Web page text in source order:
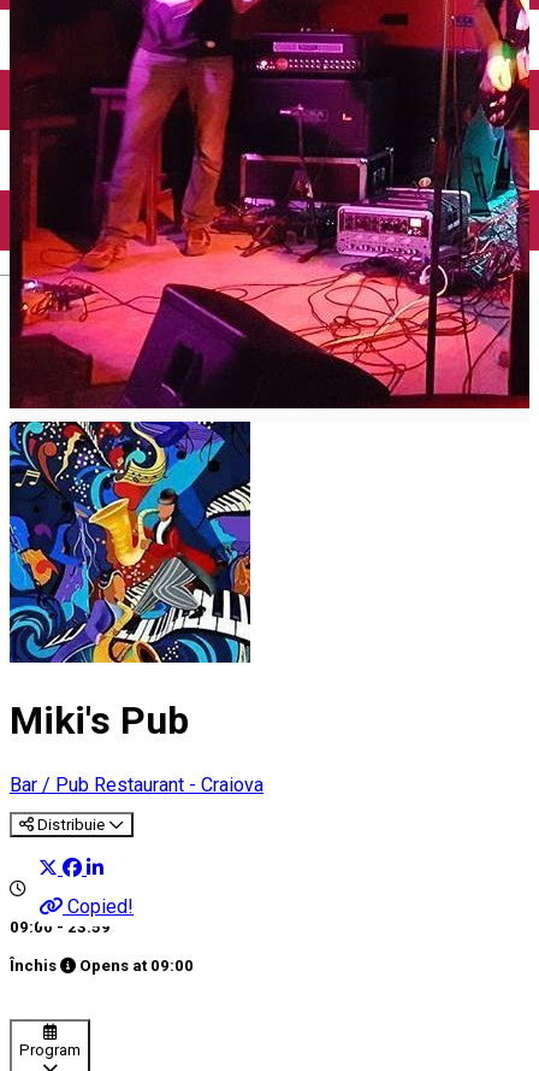
English
Închirieri auto
Închirieri biciclete
Taxi
Încărcare vehicule electrice
Miki's Pub
Bar / Pub Restaurant - Craiova
Distribuie
Copied!
09:00 - 23:59
Închis Opens at 09:00
Program